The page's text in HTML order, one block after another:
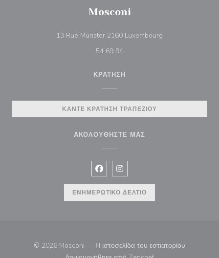
Mosconi
13 Rue Münster 2160 Luxembourg
54 69 94
ΚΡΆΤΗΣΗ
ΚΆΝΤΕ ΚΡΆΤΗΣΗ ΤΡΑΠΕΖΙΟΎ
ΑΚΟΛΟΥΘΉΣΤΕ ΜΑΣ
Facebook ((ανοίγει σε νέο
Instagram ((ανοίγει σε νέο
ΕΝΗΜΕΡΩΤΙΚΌ ΔΕΛΤΊΟ
© 2026 Mosconi — Η ιστοσελίδα του εστιατορίου